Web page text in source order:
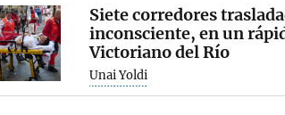
Siete corredores
inconsciente, en un
Victoriano del Río
Unai Yoldi